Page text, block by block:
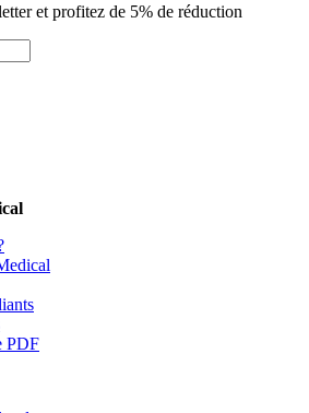
et profitez de 5% de réduction
PDF